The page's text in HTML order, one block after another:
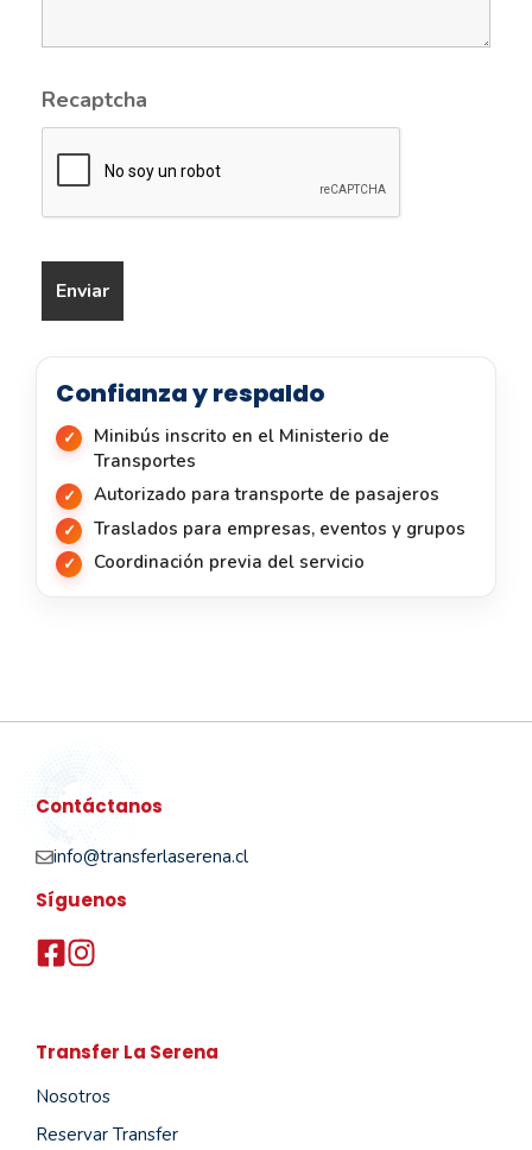
Recaptcha
Confianza y respaldo
Minibús inscrito en el Ministerio de
Transportes
Autorizado para transporte de pasajeros
Traslados para empresas, eventos y grupos
Coordinación previa del servicio
Contáctanos
info@transferlaserena.cl
Síguenos
Transfer La Serena
Nosotros
Reservar Transfer